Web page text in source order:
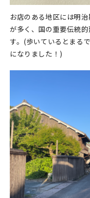
お店のある地区には明
が多く、国の重要伝統
す。(歩いているとまる
になりました！)